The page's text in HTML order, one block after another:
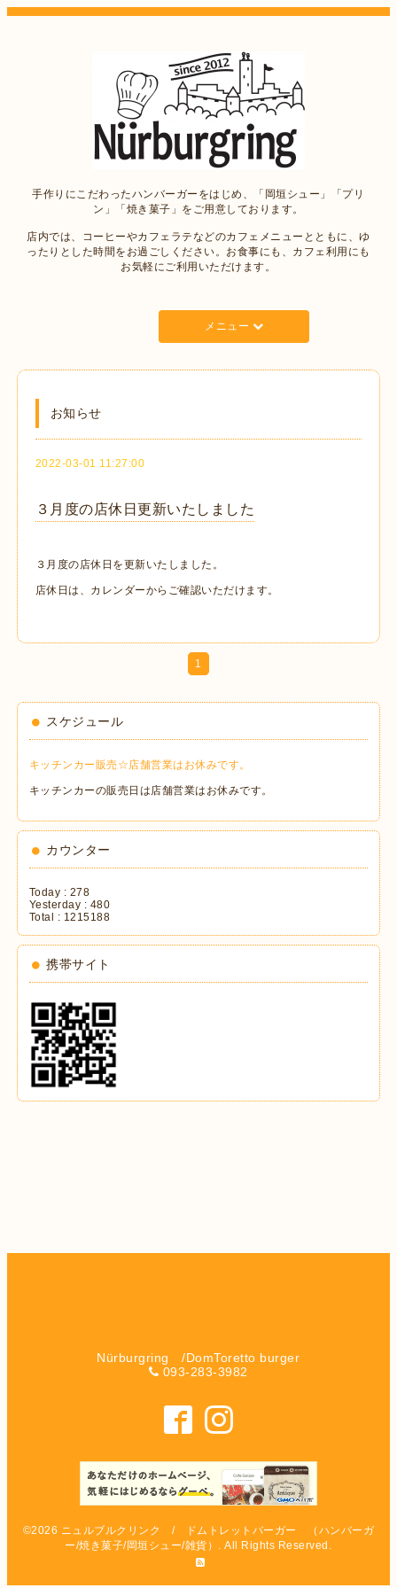
手作りにこだわったハンバーガーをはじめ、「岡垣シュー」「プリ
ン」「焼き菓子」をご用意しております。
店内では、コーヒーやカフェラテなどのカフェメニューとともに、ゆ
ったりとした時間をお過ごしください。お食事にも、カフェ利用にも
お気軽にご利用いただけます。
メニュー
お知らせ
2022-03-01 11:27:00
３月度の店休日更新いたしました
３月度の店休日を更新いたしました。
店休日は、カレンダーからご確認いただけます。
1
スケジュール
キッチンカー販売☆店舗営業はお休みです。
キッチンカーの販売日は店舗営業はお休みです。
カウンター
Today : 278
Yesterday : 480
Total : 1215188
携帯サイト
Nürburgring /DomToretto burger
093-283-3982
©2026 ニュルブルクリンク / ドムトレットバーガー （ハンバーガ
ー/焼き菓子/岡垣シュー/雑貨） . All Rights Reserved.